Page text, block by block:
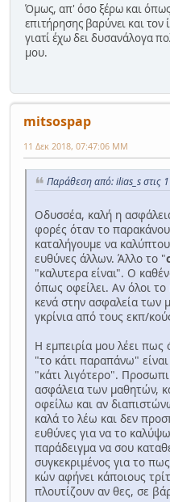
Όμως, απ' όσο ξέρω και
επιτήρησης βαρύνει και
γιατί έχω δει δυσανάλογα
μου.
mitsospap
11 Δεκ 2018, 07:47:06 ΜΜ
Παράθεση από: ilias_s
Οδυσσέα, καλή η
φορές όταν το
καταλήγουμε να
ευθύνες άλλων. Άλλο το "
"καλυτερα είναι". Ο
όπως οφείλει. Αν όλοι
κενά στην ασφαλεία των
γκρίνια από τους εκπ/
Η εμπειρία μου λέει πως
"το κάτι παραπάνω" είναι
"κάτι λιγότερο".
ασφάλεια των μαθητών,
οφείλω και αν
καλά το λέω και δεν
ευθύνες για να το
παράδειγμα να σου
συγκεκριμένος για το
κών αφήνει κάποιους
πλουτίζουν αν θες, σε